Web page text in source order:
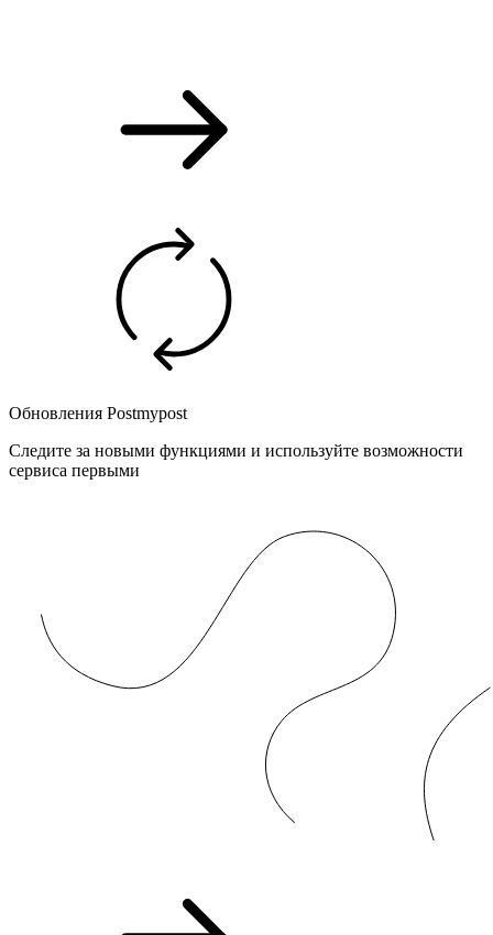
Обновления Postmypost
Следите за новыми функциями и используйте возможности
сервиса первыми